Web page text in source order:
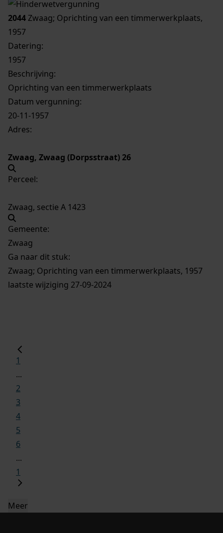
2044Zwaag; Oprichting van een timmerwerkplaats,
1957
Datering:
1957
Beschrijving:
Oprichting van een timmerwerkplaats
Datum vergunning:
20-11-1957
Adres:
Zwaag, Zwaag (Dorpsstraat) 26
Perceel:
Zwaag, sectie A 1423
Gemeente:
Zwaag
Ga naar dit stuk:
Zwaag; Oprichting van een timmerwerkplaats, 1957
laatste wijziging 27-09-2024
1
...
2
3
4
5
6
...
1
Meer